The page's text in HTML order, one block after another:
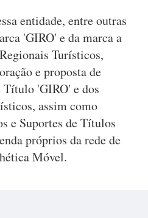
entidade, entre outras
'GIRO' e da marca a
Turísticos,
e proposta de
Título 'GIRO' e dos
assim como
e Suportes de Títulos
próprios da rede de
Móvel.